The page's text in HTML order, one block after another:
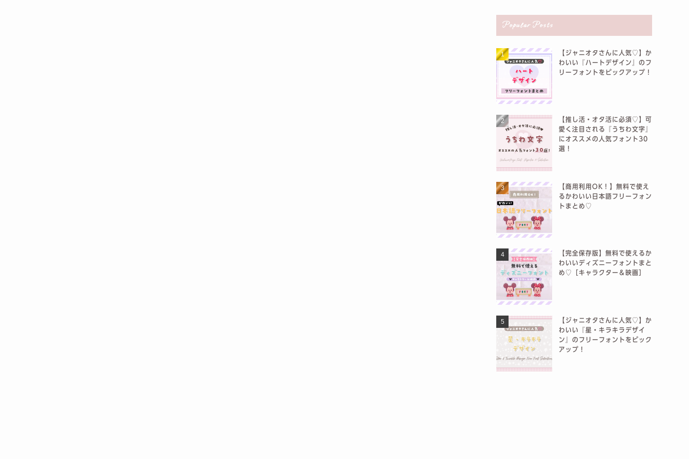
Popular Posts
【ジャニオタさんに人気♡】か
わいい『ハートデザイン』のフ
リーフォントをピックアップ！
【推し活・オタ活に必須♡】可
愛く注目される『うちわ文字』
にオススメの人気フォント30
選！
【商用利用OK！】無料で使え
るかわいい日本語フリーフォン
トまとめ♡
【完全保存版】無料で使えるか
わいいディズニーフォントまと
め♡［キャラクター＆映画］
【ジャニオタさんに人気♡】か
わいい『星・キラキラデザイ
ン』のフリーフォントをピック
アップ！